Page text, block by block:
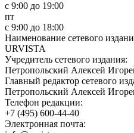
с 9:00 до 19:00
пт
с 9:00 до 18:00
Наименование сетевого
URVISTA
Учредитель сетевого издания:
Петропольский Алексей
Главный редактор сетевого
Петропольский Алексей
Телефон редакции:
+7 (495) 600-44-40
Электронная почта: